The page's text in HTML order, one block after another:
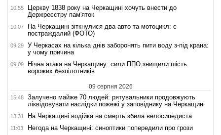
10:55
Церкву 1838 року на Черкащині хочуть внести до
Держреєстру пам'яток
10:07
На Черкащині зіткнулися два авто та мотоцикл: є
постраждалий (ФОТО)
09:29
У Черкасах на кілька днів заборонять пити воду з-під крана:
у чому причина
09:09
Нічна атака на Черкащину: сили ППО знищили шість
ворожих безпілотників
09 серпня 2026
15:48
Залучено майже 70 людей: рятувальники продовжують
ліквідовувати наслідки пожежі у заповіднику на Черкащині
13:31 На Черкащині водійка на смерть збила велосипедиста
11:03 Негода на Черкащині: синоптики попередили про грози